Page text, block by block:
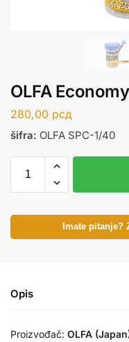
OLFA
280,00 рсд
šifra: OLFA SPC-1/40
Imate pitanje?
Opis
Proizvođač: OLFA